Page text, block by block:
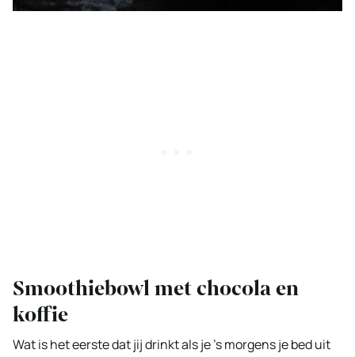
Smoothiebowl met chocola en
koffie
Wat is het eerste dat jij drinkt als je ’s morgens je bed uit